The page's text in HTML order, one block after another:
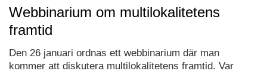
Webbinarium om multilokalitetens
framtid
Den 26 januari ordnas ett webbinarium där man
kommer att diskutera multilokalitetens framtid. Var